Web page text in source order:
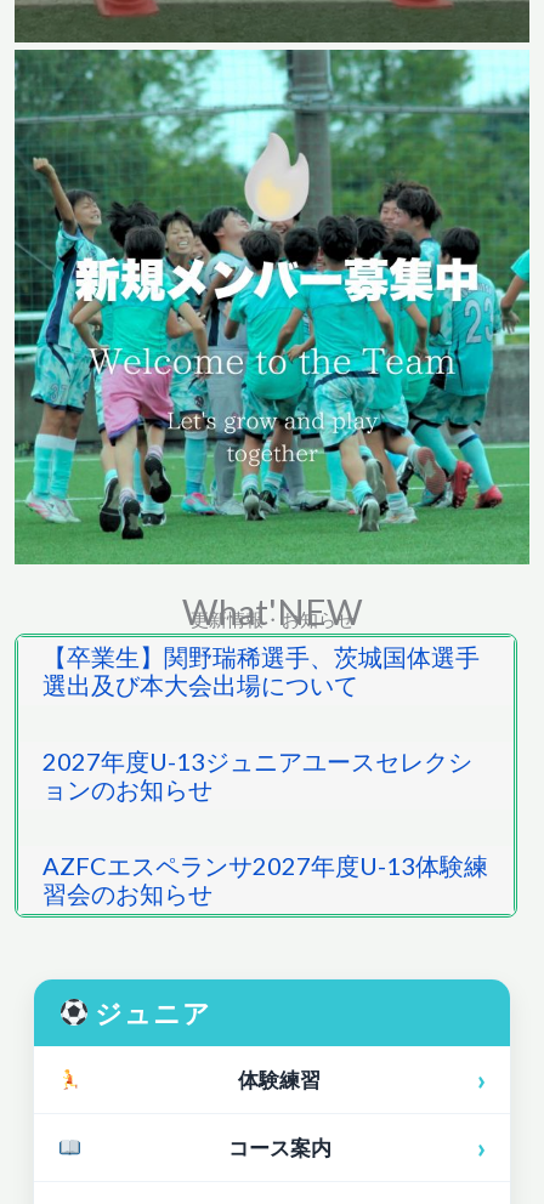
What'NEW
更新情報・お知らせ
【卒業生】関野瑞稀選手、茨城国体選手
選出及び本大会出場について
2027年度U-13ジュニアユースセレクシ
ョンのお知らせ
AZFCエスペランサ2027年度U-13体験練
習会のお知らせ
ジュニア
体験練習 ›
コース案内 ›